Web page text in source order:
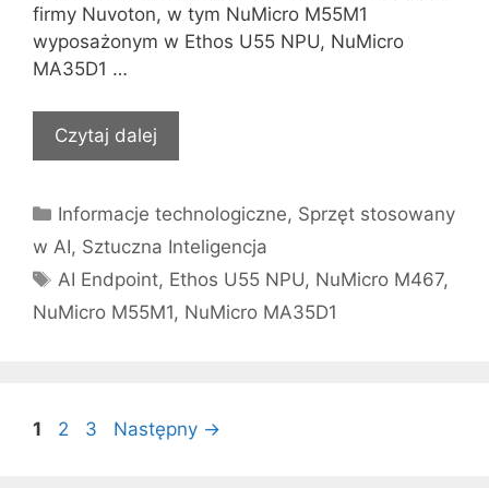
firmy Nuvoton, w tym NuMicro M55M1
wyposażonym w Ethos U55 NPU, NuMicro
MA35D1 …
Czytaj dalej
Kategorie
Informacje technologiczne, Sprzęt stosowany
w AI, Sztuczna Inteligencja
Tagi
AI Endpoint, Ethos U55 NPU, NuMicro M467,
NuMicro M55M1, NuMicro MA35D1
Strona
1 Strona
2 Strona
3 Następny →